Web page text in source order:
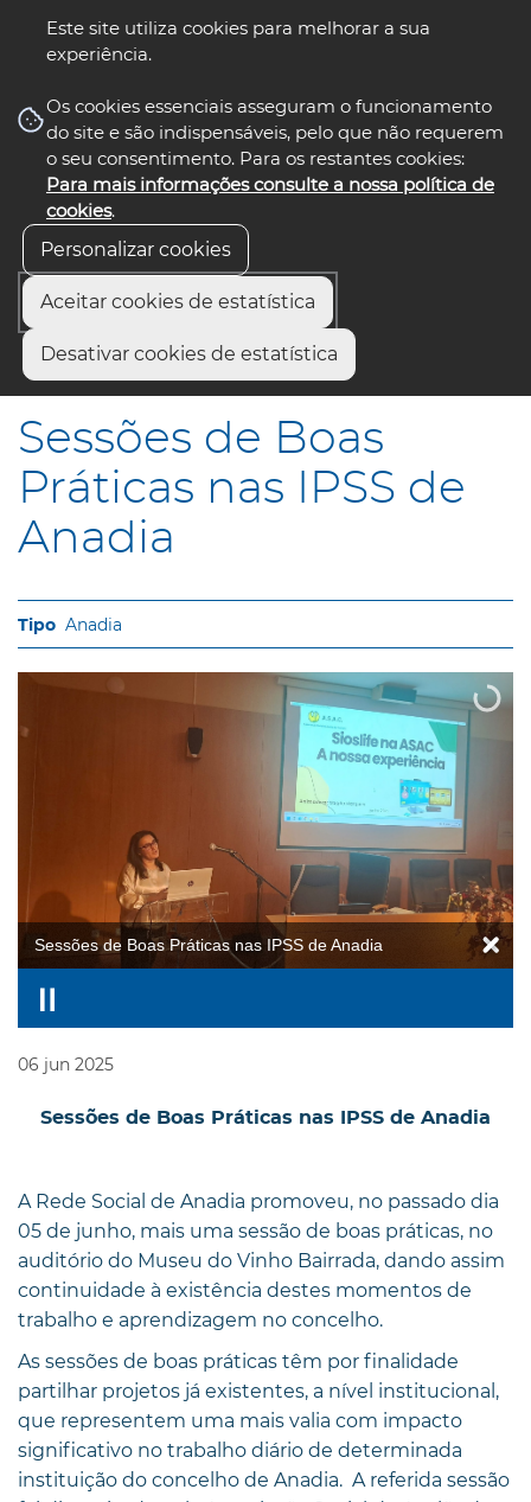
Este site utiliza cookies para melhorar a sua
experiência.
Os cookies essenciais asseguram o funcionamento
do site e são indispensáveis, pelo que não requerem
o seu consentimento. Para os restantes cookies:
Para mais informações consulte a nossa política de
cookies.
Personalizar cookies
Aceitar cookies de estatística
Desativar cookies de estatística
nos select language
Início
Sessões de Boas Práticas nas IPSS de Anadia
Sessões de Boas
Práticas nas IPSS de
Anadia
Anadia
Sessões de Boas Práticas nas IPSS de Anadia
06 jun 2025
Sessões de Boas Práticas nas IPSS de Anadia
A Rede Social de Anadia promoveu, no passado dia
05 de junho, mais uma sessão de boas práticas, no
auditório do Museu do Vinho Bairrada, dando assim
continuidade à existência destes momentos de
trabalho e aprendizagem no concelho.
As sessões de boas práticas têm por finalidade
partilhar projetos já existentes, a nível institucional,
que representem uma mais valia com impacto
significativo no trabalho diário de determinada
instituição do concelho de Anadia. A referida sessão